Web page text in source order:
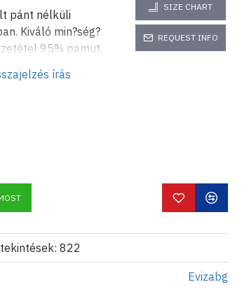
pánt nélküli
Kiváló min?ség?
95% pamut,
kimerülésekor a
SIZE CHART
REQUEST INFO
Evizabg
822
írás